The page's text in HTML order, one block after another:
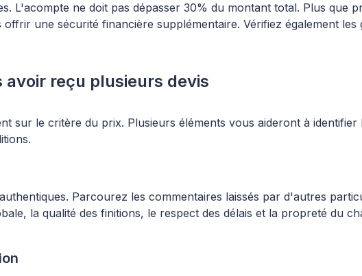
L'acompte ne doit pas dépasser 30% du montant total. Plus que
une sécurité financière supplémentaire. Vérifiez également
reçu plusieurs devis
sur le critère du prix. Plusieurs éléments vous aideront à identifier
Parcourez les commentaires laissés par d'autres
la qualité des finitions, le respect des délais et la propreté du